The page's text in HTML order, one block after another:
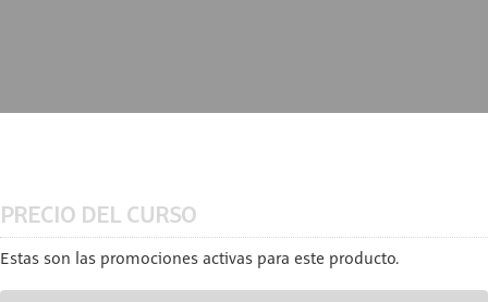
PRECIO DEL CURSO
Estas son las promociones activas para este producto.